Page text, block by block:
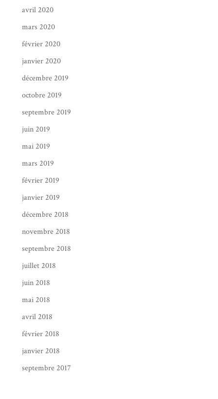
avril 2020
mars 2020
février 2020
janvier 2020
décembre 2019
octobre 2019
septembre 2019
juin 2019
mai 2019
mars 2019
février 2019
janvier 2019
décembre 2018
novembre 2018
septembre 2018
juillet 2018
juin 2018
mai 2018
avril 2018
février 2018
janvier 2018
septembre 2017